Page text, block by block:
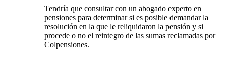
Tendría que consultar con un abogado experto en
pensiones para determinar si es posible demandar la
resolución en la que le reliquidaron la pensión y si
procede o no el reintegro de las sumas reclamadas por
Colpensiones.